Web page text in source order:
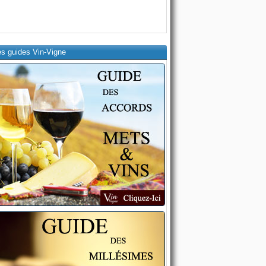
guides Vin-Vigne